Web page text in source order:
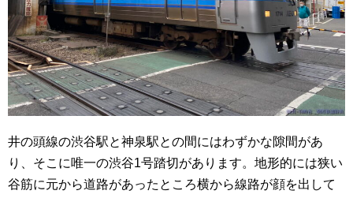
井の頭線の渋谷駅と神泉駅との間にはわずかな隙間があ
り、そこに唯一の渋谷1号踏切があります。地形的には狭い
谷筋に元から道路があったところ横から線路が顔を出して